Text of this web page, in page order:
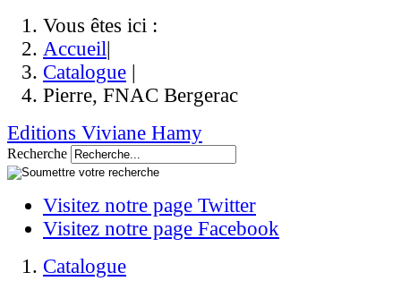
Vous êtes ici :
Accueil|
Catalogue |
Pierre, FNAC Bergerac
Editions Viviane Hamy
Recherche
Visitez notre page Twitter
Visitez notre page Facebook
Catalogue